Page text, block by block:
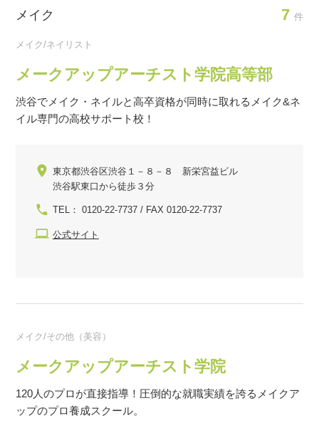
メイク 7 件
メイク/ネイリスト
メークアップアーチスト学院高等部
渋谷でメイク・ネイルと高卒資格が同時に取れるメイク&ネ
イル専門の高校サポート校！
東京都渋谷区渋谷１－８－８ 新栄宮益ビル
渋谷駅東口から徒歩３分
TEL： 0120-22-7737 / FAX 0120-22-7737
公式サイト
メイク/その他（美容）
メークアップアーチスト学院
120人のプロが直接指導！圧倒的な就職実績を誇るメイクア
ップのプロ養成スクール。